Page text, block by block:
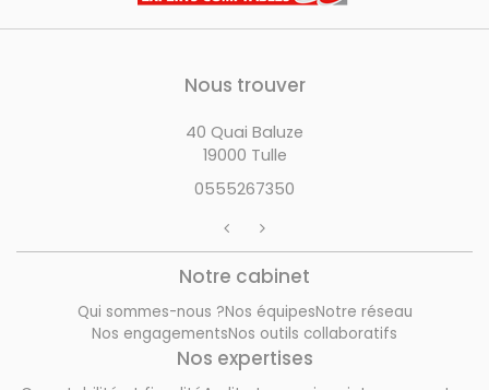
Nous trouver
40 Quai Baluze
19000 Tulle
0555267350
Notre cabinet
Qui sommes-nous ?Nos équipesNotre réseau
Nos engagementsNos outils collaboratifs
Nos expertises